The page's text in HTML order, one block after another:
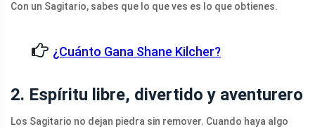
Con un Sagitario, sabes que lo que ves es lo que obtienes.
¿Cuánto Gana Shane Kilcher?
2. Espíritu libre, divertido y aventurero
Los Sagitario no dejan piedra sin remover. Cuando haya algo